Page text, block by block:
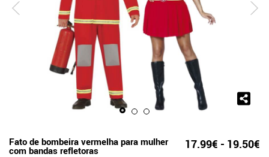
Fato de bombeira vermelha para mulher
com bandas refletoras 17.99€ - 19.50€